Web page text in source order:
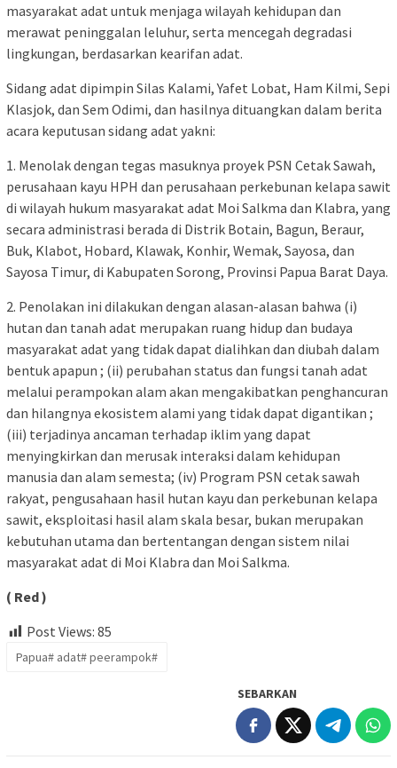
masyarakat adat untuk menjaga wilayah kehidupan dan
merawat peninggalan leluhur, serta mencegah degradasi
lingkungan, berdasarkan kearifan adat.
Sidang adat dipimpin Silas Kalami, Yafet Lobat, Ham Kilmi, Sepi
Klasjok, dan Sem Odimi, dan hasilnya dituangkan dalam berita
acara keputusan sidang adat yakni:
1. Menolak dengan tegas masuknya proyek PSN Cetak Sawah,
perusahaan kayu HPH dan perusahaan perkebunan kelapa sawit
di wilayah hukum masyarakat adat Moi Salkma dan Klabra, yang
secara administrasi berada di Distrik Botain, Bagun, Beraur,
Buk, Klabot, Hobard, Klawak, Konhir, Wemak, Sayosa, dan
Sayosa Timur, di Kabupaten Sorong, Provinsi Papua Barat Daya.
2. Penolakan ini dilakukan dengan alasan-alasan bahwa ⁠(i)
hutan dan tanah adat merupakan ruang hidup dan budaya
masyarakat adat yang tidak dapat dialihkan dan diubah dalam
bentuk apapun ; (ii) perubahan status dan fungsi tanah adat
melalui perampokan alam akan mengakibatkan penghancuran
dan hilangnya ekosistem alami yang tidak dapat digantikan ;
(iii) ⁠terjadinya ancaman terhadap iklim yang dapat
menyingkirkan dan merusak interaksi dalam kehidupan
manusia dan alam semesta; (iv) Program PSN cetak sawah
rakyat, pengusahaan hasil hutan kayu dan perkebunan kelapa
sawit, eksploitasi hasil alam skala besar, bukan merupakan
kebutuhan utama dan bertentangan dengan sistem nilai
masyarakat adat di Moi Klabra dan Moi Salkma.
( Red )
Post Views: 85
Papua# adat# peerampok#
SEBARKAN